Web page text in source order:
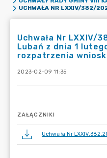
Uchwała Nr LXXIV/
Lubań z dnia 1
rozpatrzenia
2023-02-09 11:35
ZAŁĄCZNIKI
Uchwała Nr